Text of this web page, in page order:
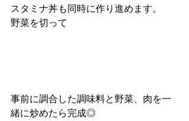
スタミナ丼も同時に作り進めます。
野菜を切って
事前に調合した調味料と野菜、肉を一
緒に炒めたら完成◎